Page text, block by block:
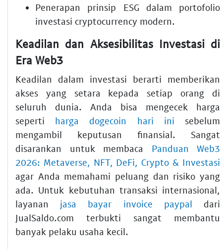
Penerapan prinsip ESG dalam portofolio
investasi cryptocurrency modern.
Keadilan dan Aksesibilitas Investasi di
Era Web3
Keadilan dalam investasi berarti memberikan
akses yang setara kepada setiap orang di
seluruh dunia. Anda bisa mengecek harga
seperti harga dogecoin hari ini sebelum
mengambil keputusan finansial. Sangat
disarankan untuk membaca Panduan Web3
2026: Metaverse, NFT, DeFi, Crypto & Investasi
agar Anda memahami peluang dan risiko yang
ada. Untuk kebutuhan transaksi internasional,
layanan jasa bayar invoice paypal dari
JualSaldo.com terbukti sangat membantu
banyak pelaku usaha kecil.